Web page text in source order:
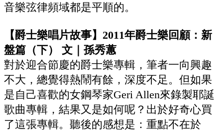
音樂弦律頻域都是平順的。
【爵士樂唱片故事】2011年爵士樂回顧：新
盤篇（下） 文｜孫秀蕙
對於迎合節慶的爵士樂專輯，筆者一向興趣
不大，總覺得熱鬧有餘，深度不足。但如果
是自己喜歡的女鋼琴家Geri Allen來錄製耶誕
歌曲專輯，結果又是如何呢？出於好奇心買
了這張專輯。聽後的感想是：重點不在於